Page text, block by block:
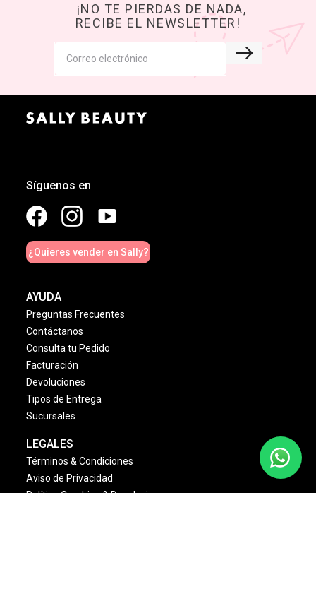
¡NO TE PIERDAS DE NADA,
RECIBE EL NEWSLETTER!
Síguenos en
¿Quieres vender en Sally?
AYUDA
Preguntas Frecuentes
Contáctanos
Consulta tu Pedido
Facturación
Devoluciones
Tipos de Entrega
Sucursales
LEGALES
Términos & Condiciones
Aviso de Privacidad
Política Cambios & Devoluciones